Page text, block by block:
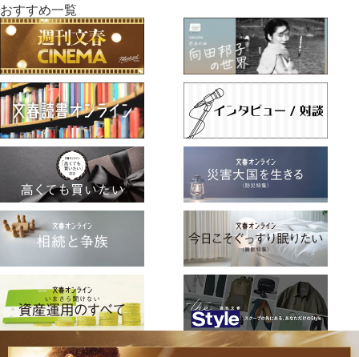
おすすめ一覧